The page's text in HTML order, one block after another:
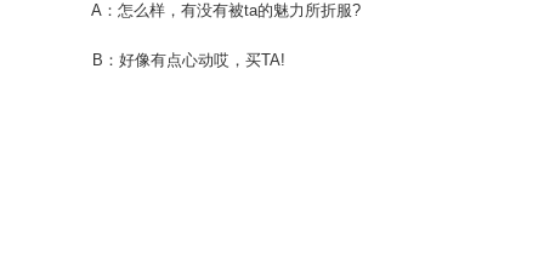
A：怎么样，有没有被ta的魅力所折服?
B：好像有点心动哎，买TA!